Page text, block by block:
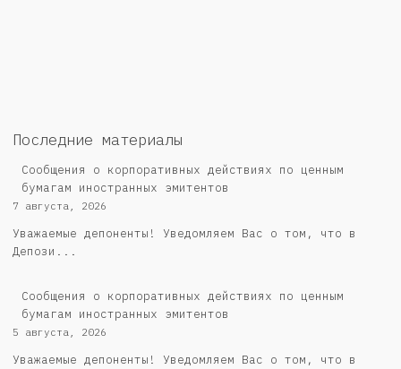
Последние материалы
Сообщения о корпоративных действиях по ценным
бумагам иностранных эмитентов
7 августа, 2026
Уважаемые депоненты! Уведомляем Вас о том, что в
Депози...
Сообщения о корпоративных действиях по ценным
бумагам иностранных эмитентов
5 августа, 2026
Уважаемые депоненты! Уведомляем Вас о том, что в